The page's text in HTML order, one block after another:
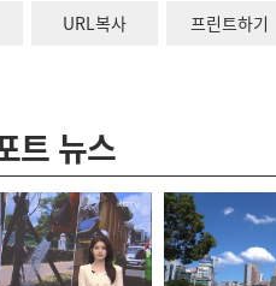
URL복사 프린트하기
트 뉴스